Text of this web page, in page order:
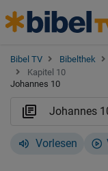
Bibel TV Bibelthek
Kapitel 10
Johannes 10
Vorlesen